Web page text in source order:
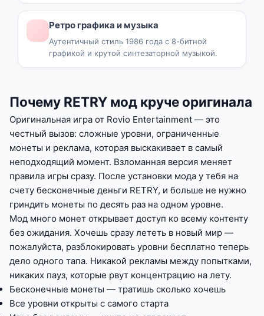
Ретро графика и музыка
Аутентичный стиль 1986 года с 8-битной
графикой и крутой синтезаторной музыкой.
Почему RETRY мод круче оригинала
Оригинальная игра от Rovio Entertainment — это
честный вызов: сложные уровни, ограниченные
монеты и реклама, которая выскакивает в самый
неподходящий момент. Взломанная версия меняет
правила игры сразу. После установки мода у тебя на
счету бесконечные деньги RETRY, и больше не нужно
гриндить монеты по десять раз на одном уровне.
Мод много монет открывает доступ ко всему контенту
без ожидания. Хочешь сразу лететь в новый мир —
пожалуйста, разблокировать уровни бесплатно теперь
дело одного тапа. Никакой рекламы между попытками,
никаких пауз, которые рвут концентрацию на лету.
Бесконечные монеты — тратишь сколько хочешь
Все уровни открыты с самого старта